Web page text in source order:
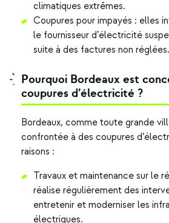
climatiques extrêmes.
Coupures pour impayés : elles
le fournisseur d’électricité
suite à des factures non réglées.
Pourquoi Bordeaux est
coupures d’électricité ?
Bordeaux, comme toute grande
confrontée à des coupures
raisons :
Travaux et maintenance sur le
réalise régulièrement des
entretenir et moderniser les
électriques.